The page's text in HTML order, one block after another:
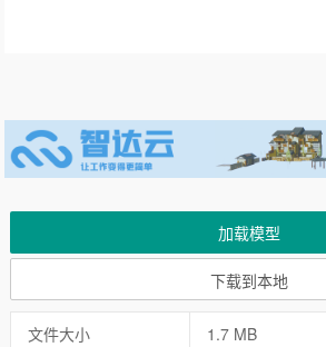
加载模型
下载到本地
文件大小
1.7 MB